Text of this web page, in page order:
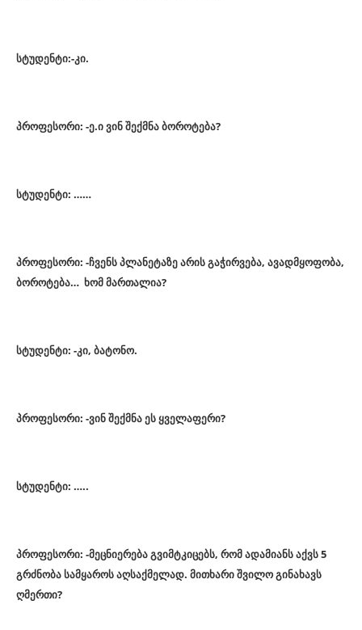
სტუდენტი:-კი.
პროფესორი: -ე.ი ვინ შექმნა ბოროტება?
სტუდენტი: ……
პროფესორი: -ჩვენს პლანეტაზე არის გაჭირვება, ავადმყოფობა,
ბოროტება… ხომ მართალია?
სტუდენტი: -კი, ბატონო.
პროფესორი: -ვინ შექმნა ეს ყველაფერი?
სტუდენტი: …..
პროფესორი: -მეცნიერება გვიმტკიცებს, რომ ადამიანს აქვს 5
გრძნობა სამყაროს აღსაქმელად. მითხარი შვილო გინახავს
ღმერთი?